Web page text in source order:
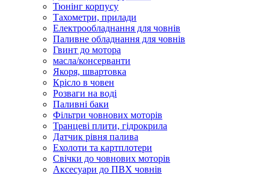
Тюнінг корпусу
Тахометри, прилади
Електрообладнання для човнів
Паливне обладнання для човнів
Гвинт до мотора
масла/консерванти
Якоря, швартовка
Крісло в човен
Розваги на воді
Паливні баки
Фільтри човнових моторів
Транцеві плити, гідрокрила
Датчик рівня палива
Ехолоти та картплотери
Cвічки до човнових моторів
Аксесуари до ПВХ човнів